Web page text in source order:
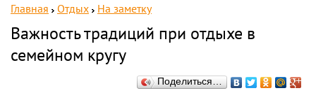
Главная Отдых На заметку
Важность традиций при отдыхе в
семейном кругу
Поделиться…